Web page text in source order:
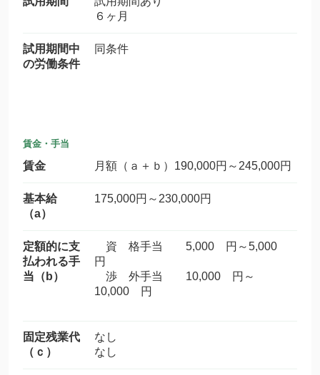
６ヶ月
試用期間中
の労働条件
同条件
賃金・手当
賃金 月額（ａ＋ｂ）190,000円～245,000円
基本給
（a）
175,000円～230,000円
定額的に支
払われる手
当（b）
資 格手当 5,000 円～5,000
円
渉 外手当 10,000 円～
10,000 円
固定残業代
（ｃ）
なし
なし